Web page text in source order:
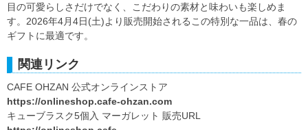
目の可愛らしさだけでなく、こだわりの素材と味わいも楽しめま
す。2026年4月4日(土)より販売開始されるこの特別な一品は、春の
ギフトに最適です。
関連リンク
CAFE OHZAN 公式オンラインストア
https://onlineshop.cafe-ohzan.com
キューブラスク5個入 マーガレット 販売URL